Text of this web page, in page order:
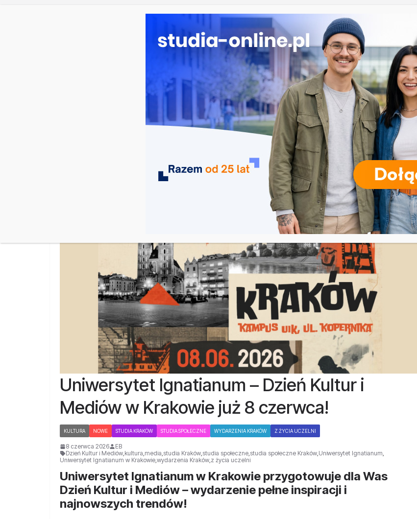
Studia historyczne w Łodzi
Analityka biznesowa i Data Science – Collegium Da Vinci w
Poznaniu
Chemia w Opolu
Biologia w Rzeszowie
UCZELNIE KIERUNKI RODZAJE STUDIÓW REKRUTACJA DRZWI OTWARTE
Uniwersytet Ignatianum – Dzień Kultur i
Mediów w Krakowie już 8 czerwca!
KULTURA NOWE STUDIA KRAKÓW STUDIA SPOŁECZNE WYDARZENIA KRAKÓW Z ŻYCIA UCZELNI
8 czerwca 2026
EB
Dzień Kultur i Mediów kultura media studia Kraków studia społeczne studia społeczne Kraków Uniwersytet Ignatianum
Uniwersytet Ignatianum w Krakowie wydarzenia Kraków z życia uczelni
Uniwersytet Ignatianum w Krakowie przygotowuje dla Was
Dzień Kultur i Mediów – wydarzenie pełne inspiracji i
najnowszych trendów!